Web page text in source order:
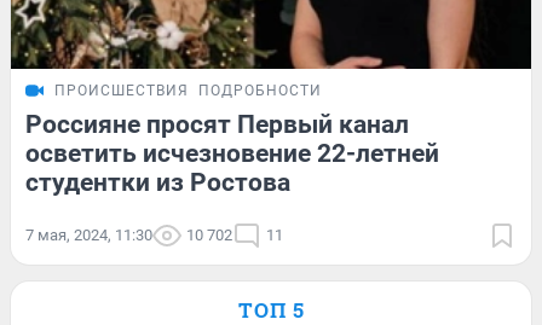
ПРОИСШЕСТВИЯ ПОДРОБНОСТИ
Россияне просят Первый канал
осветить исчезновение 22-летней
студентки из Ростова
7 мая, 2024, 11:30 10 702 11
ТОП 5